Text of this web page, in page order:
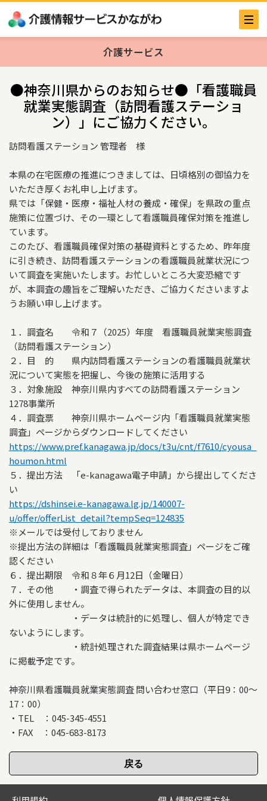
介護サービス
●神奈川県からのお知らせ●「看護職員
就業実態調査（訪問看護ステーショ
ン）」にご協力ください。
訪問看護ステーション 管理者 様
本県の在宅医療の推進につきましては、日頃格別の御協力を
いただき厚くお礼申し上げます。
県では「保健・医療・福祉人材の養成・確保」を県政の重点
施策に位置づけ、その一環として看護職員確保対策を推進し
ています。
このたび、看護職員確保対策の基礎資料とするため、昨年度
に引き続き、訪問看護ステーションの看護職員就業状況につ
いて調査を実施いたします。お忙しいところ大変恐縮です
が、本調査の趣旨をご理解いただき、ご協力くださいますよ
うお願い申し上げます。
１．調査名 令和７（2025）年度 看護職員就業実態調査
（訪問看護ステーション）
２．目 的 県内訪問看護ステーションの看護職員就業状
況について実態を把握し、今後の施策に活用する
３．対象施設 神奈川県内すべての訪問看護ステーション
1278事業所
４．調査票 神奈川県ホームページ内「看護職員就業実態
調査」ページからダウンロードしてください
https://www.pref.kanagawa.jp/docs/t3u/cnt/f7610/cyousa_
houmon.html
５．提出方法 「e-kanagawa電子申請」から提出してくださ
い
https://dshinsei.e-kanagawa.lg.jp/140007-
u/offer/offerList_detail?tempSeq=124835
※メールでは受付しておりません
※提出方法の詳細は「看護職員就業実態調査」ページをご確
認ください
６．提出期限 令和８年６月12日（金曜日）
７．その他 ・調査で得られたデータは、本調査の目的以
外に使用しません。
・データは統計的に処理し、個人が特定でき
ないようにします。
・統計処理された調査結果は県ホームページ
に掲載予定です。
神奈川県看護職員就業実態調査 問い合わせ窓口（平日9：00～
17：00）
・TEL ：045-345-4551
・FAX ：045-683-8173